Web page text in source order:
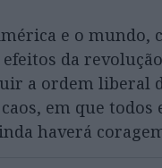
e o
efeitos da
a ordem liberal
em que
haverá